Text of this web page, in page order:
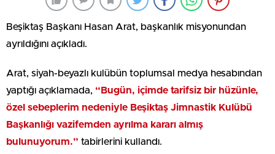
Beşiktaş Başkanı Hasan Arat, başkanlık misyonundan
ayrıldığını açıkladı.
Arat, siyah-beyazlı kulübün toplumsal medya hesabından
yaptığı açıklamada, “Bugün, içimde tarifsiz bir hüzünle,
özel sebeplerim nedeniyle Beşiktaş Jimnastik Kulübü
Başkanlığı vazifemden ayrılma kararı almış
bulunuyorum.” tabirlerini kullandı.